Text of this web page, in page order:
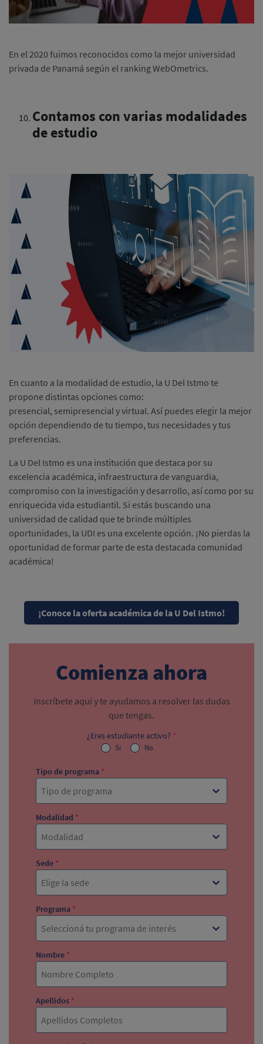
En el 2020 fuimos reconocidos como la mejor universidad
privada de Panamá según el ranking WebOmetrics.
Contamos con varias modalidades
de estudio
En cuanto a la modalidad de estudio, la U Del Istmo te
propone distintas opciones como:
presencial, semipresencial y virtual. Así puedes elegir la mejor
opción dependiendo de tu tiempo, tus necesidades y tus
preferencias.
La U Del Istmo es una institución que destaca por su
excelencia académica, infraestructura de vanguardia,
compromiso con la investigación y desarrollo, así como por su
enriquecida vida estudiantil. Si estás buscando una
universidad de calidad que te brinde múltiples
oportunidades, la UDI es una excelente opción. ¡No pierdas la
oportunidad de formar parte de esta destacada comunidad
académica!
¡Conoce la oferta académica de la U Del Istmo!
Comienza ahora
Inscríbete aquí y te ayudamos a resolver las dudas
que tengas.
¿Eres estudiante activo? *
Si No
Tipo de programa *
Tipo de programa
Modalidad *
Modalidad
Sede *
Elige la sede
Programa *
Seleccioná tu programa de interés
Nombre *
Apellidos *